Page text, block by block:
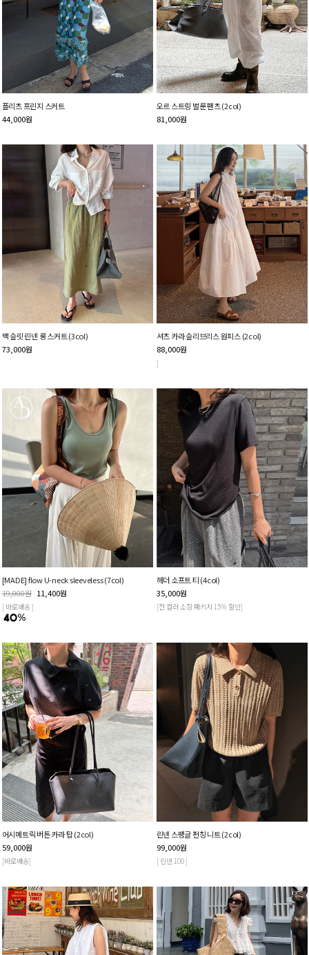
플리츠 프린지 스커트
44,000원
오르 스트링 벌룬 팬츠 (2col)
81,000원
백 슬릿 린넨 롱 스커트 (3col)
73,000원
셔츠 카라 슬리브리스 원피스 (2col)
88,000원
]
[MADE] flow U-neck sleeveless (7col)
19,000원 11,400원
[ 바로배송 ]
헤더 소프트 티 (4col)
35,000원
[전 컬러 소장 패키지 15% 할인]
어시메트릭 버튼 카라 탑 (2col)
59,000원
[바로배송]
린넨 스팽글 펀칭 니트 (2col)
99,000원
[ 린넨 100 ]